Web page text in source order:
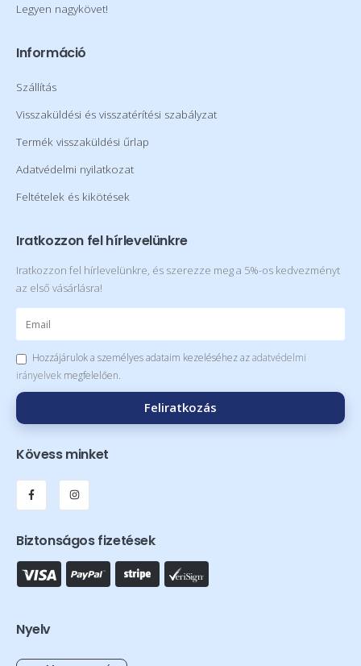
Legyen nagykövet!
Információ
Szállítás
Visszaküldési és visszatérítési szabályzat
Termék visszaküldési űrlap
Adatvédelmi nyilatkozat
Feltételek és kikötések
Iratkozzon fel hírlevelünkre
Iratkozzon fel hírlevelünkre, és szerezze meg a 5%-os kedvezményt
az első vásárlásra!
Hozzájárulok a személyes adataim kezeléséhez azadatvédelmi
irányelvek megfelelően.
Feliratkozás
Kövess minket
Biztonságos fizetések
Nyelv